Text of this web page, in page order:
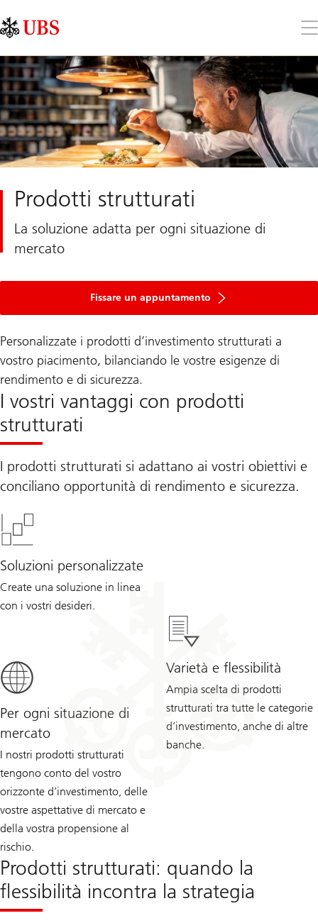
Links
Area
il
Prodotti strutturati
La soluzione adatta per ogni situazione di
mercato
Fissare un appuntamento
Personalizzate i prodotti d’investimento strutturati a
vostro piacimento, bilanciando le vostre esigenze di
rendimento e di sicurezza.
I vostri vantaggi con prodotti
strutturati
I prodotti strutturati si adattano ai vostri obiettivi e
conciliano opportunità di rendimento e sicurezza.
Soluzioni personalizzate
Create una soluzione in linea
con i vostri desideri.
Varietà e flessibilità
Ampia scelta di prodotti
strutturati tra tutte le categorie
d’investimento, anche di altre
banche.
Per ogni situazione di
mercato
I nostri prodotti strutturati
tengono conto del vostro
orizzonte d’investimento, delle
vostre aspettative di mercato e
della vostra propensione al
rischio.
Prodotti strutturati: quando la
flessibilità incontra la strategia